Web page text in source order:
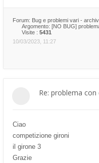
Forum: Bug e problemi vari -
Argomento: [NO BUG]
Visite : 5431
10/03/2023, 11:27
Re: problema
Ciao
competizione gironi
il girone 3
Grazie